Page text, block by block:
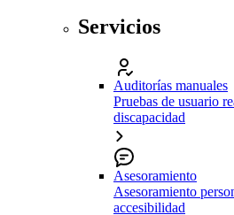
Servicios
Auditorías manuales
Pruebas de usuario
discapacidad
Asesoramiento
Asesoramiento
accesibilidad